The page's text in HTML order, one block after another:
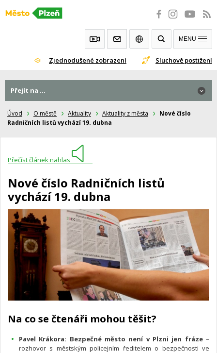
Přeskočit
Zjednodušené zobrazení Sluchově postižení
MENU
Úvod O městě Aktuality Aktuality z města
Nové číslo
Radničních listů vychází 19. dubna
Přečíst článek nahlas
Nové číslo Radničních listů
vychází 19. dubna
Na co se čtenáři mohou těšit?
Pavel Krákora: Bezpečné město není v Plzni jen fráze–
rozhovor s městským policejním ředitelem o bezpečnosti ve
Přejít na ...